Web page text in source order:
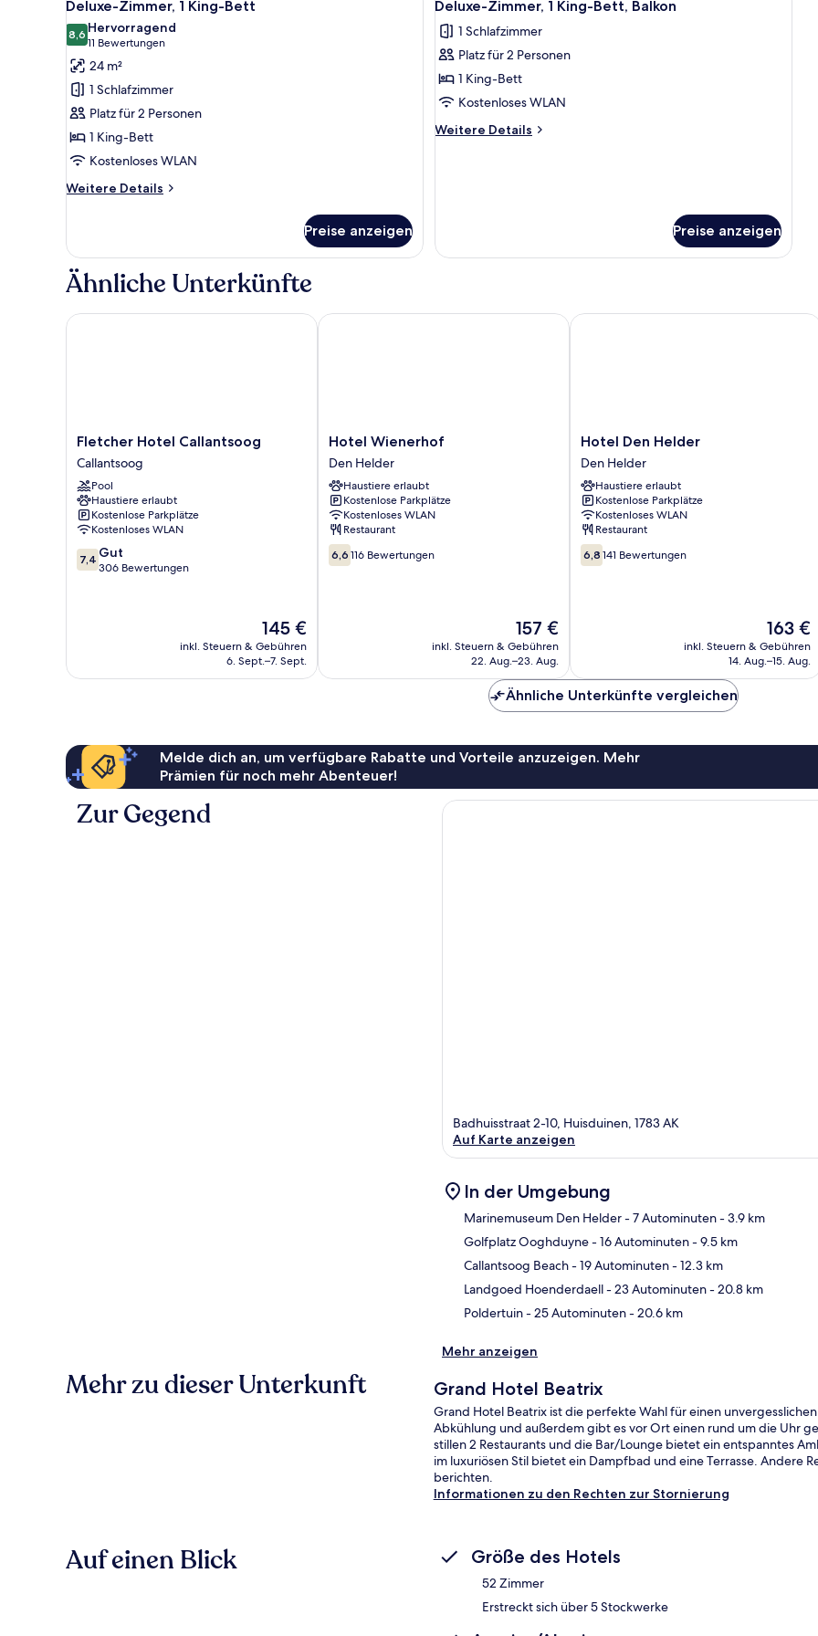
Fotos
für
Deluxe-
Zimmer,
1 King-
Bett
anzeigen
Deluxe-Zimmer, 1 King-Bett
8,68,6 von 10
Hervorragend
11 Bewertungen
(11
Bewertungen)
24 m²
1 Schlafzimmer
Platz für 2 Personen
1 King-Bett
Kostenloses WLAN
Weitere Details
Weitere
Zimmer,
1 King-
Bett
Preise anzeigen
Fotos
für
Deluxe-
Zimmer,
1 King-
Bett,
Balkon
Deluxe-Zimmer, 1 King-Bett, Balkon
1 Schlafzimmer
Platz für 2 Personen
1 King-Bett
Kostenloses WLAN
Weitere Details
Weitere
Balkon
Preise anzeigen
Ähnliche Unterkünfte
Fletcher
Hotel
Callantsoog
Callantsoog
Fletcher Hotel Callantsoog
Callantsoog
Pool
Haustiere erlaubt
Kostenlose Parkplätze
Kostenloses WLAN
7.4
von
7,4 Gut
306 Bewertungen
Der
Preis
beträgt
145 €
inkl. Steuern & Gebühren
6. Sept.–7. Sept.
Fletcher Hotel Callantsoog
Hotel
Wienerhof
Den
Helder
Hotel Wienerhof
Den Helder
Haustiere erlaubt
Kostenlose Parkplätze
Kostenloses WLAN
Restaurant
6.6
von
6,6 116 Bewertungen
Der
Preis
beträgt
157 €
inkl. Steuern & Gebühren
22. Aug.–23. Aug.
Hotel Wienerhof
Hotel
Den
Helder
Den
Helder
Hotel Den Helder
Den Helder
Haustiere erlaubt
Kostenlose Parkplätze
Kostenloses WLAN
Restaurant
6.8
von
6,8 141 Bewertungen
Der
Preis
beträgt
163 €
inkl. Steuern & Gebühren
14. Aug.–15. Aug.
Hotel Den Helder
Ähnliche Unterkünfte vergleichen
Melde dich an, um verfügbare Rabatte und Vorteile anzuzeigen. Mehr
Prämien für noch mehr Abenteuer!
Zur Gegend
Badhuisstraat 2-10, Huisduinen, 1783 AK
Auf Karte anzeigen
In der Umgebung
Marinemuseum Den Helder- 7 Autominuten- 3.9 km
Golfplatz Ooghduyne- 16 Autominuten- 9.5 km
Callantsoog Beach- 19 Autominuten- 12.3 km
Landgoed Hoenderdaell- 23 Autominuten- 20.8 km
Poldertuin- 25 Autominuten- 20.6 km
Mehr anzeigen
Mehr zu dieser Unterkunft Grand Hotel Beatrix
Grand Hotel Beatrix ist die perfekte Wahl für einen
Abkühlung und außerdem gibt es vor Ort einen rund um die Uhr
stillen 2 Restaurants und die Bar/Lounge bietet ein entspanntes
im luxuriösen Stil bietet ein Dampfbad und eine Terrasse. Andere
berichten.
Informationen zu den Rechten zur Stornierung
Auf einen Blick Größe des Hotels
52 Zimmer
Erstreckt sich über 5 Stockwerke